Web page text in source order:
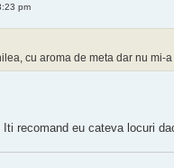
pm
cu aroma de meta dar nu
recomand eu cateva locuri